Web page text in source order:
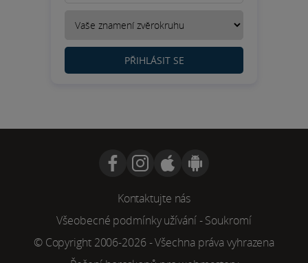
PŘIHLÁSIT SE
Kontaktujte nás
Všeobecné podmínky užívání-Soukromí
© Copyright 2006-2026 - Všechna práva vyhrazena